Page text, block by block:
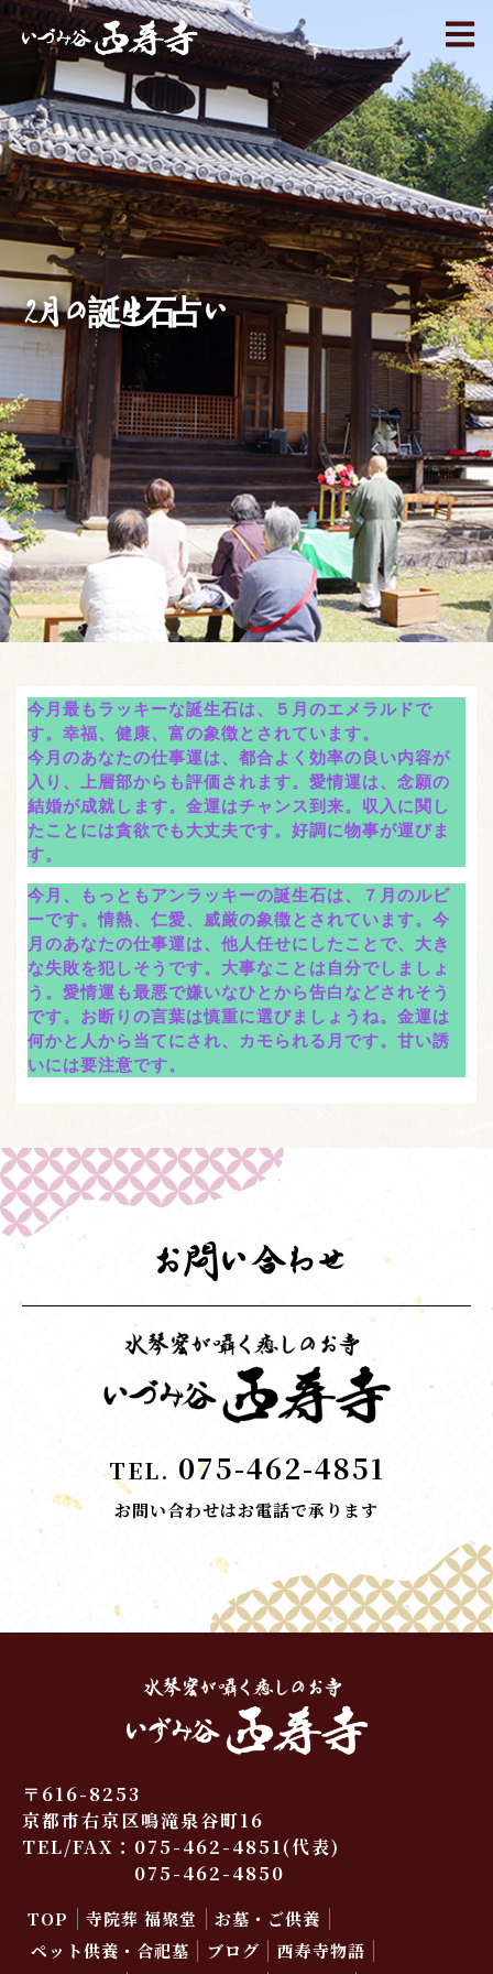
2月の誕生石占い
今月最もラッキーな誕生石は、５月のエメラルドで
す。幸福、健康、富の象徴とされています。
今月のあなたの仕事運は、都合よく効率の良い内容が
入り、上層部からも評価されます。愛情運は、念願の
結婚が成就します。金運はチャンス到来。収入に関し
たことには貪欲でも大丈夫です。好調に物事が運びま
す。
今月、もっともアンラッキーの誕生石は、７月のルビ
ーです。情熱、仁愛、威厳の象徴とされています。今
月のあなたの仕事運は、他人任せにしたことで、大き
な失敗を犯しそうです。大事なことは自分でしましょ
う。愛情運も最悪で嫌いなひとから告白などされそう
です。お断りの言葉は慎重に選びましょうね。金運は
何かと人から当てにされ、カモられる月です。甘い誘
いには要注意です。
お問い合わせ
TEL. 075-462-4851
お問い合わせはお電話で承ります
〒616-8253
京都市右京区鳴滝泉谷町16
TEL/FAX： 075-462-4851(代表)
075-462-4850
TOP 寺院葬 福聚堂
お墓・ご供養
ペット供養・合祀墓
ブログ
西寿寺物語